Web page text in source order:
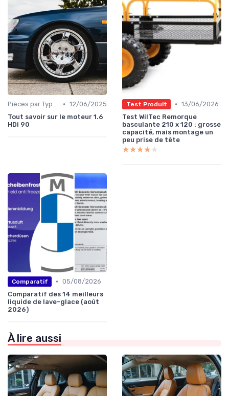
Pièces par Type (Freins, Moteur, etc.) • 12/06/2025
Tout savoir sur le moteur 1.6
HDi 90
Test Produit • 13/06/2026
Test WilTec Remorque
basculante 210 x 120 : grosse
capacité, mais montage un
peu prise de tête
★★★★★
★★★★★
Comparatif • 05/08/2026
Comparatif des 14 meilleurs
liquide de lave-glace (août
2026)
À lire aussi